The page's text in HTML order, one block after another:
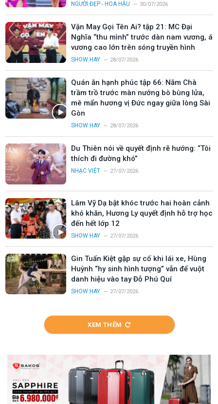
NGƯỜI ĐẸP - HOA HẬU 30/07/2026
Vận May Gọi Tên Ai? tập 21: MC Đại
Nghĩa “thu mình” trước dàn nam vương, á
vương cao lớn trên sóng truyền hình
SHOW HAY 28/07/2026
Quán ăn hạnh phúc tập 66: Năm Chà
trầm trồ trước màn nướng bò bùng lửa,
mê mẩn hương vị Đức ngay giữa lòng Sài
Gòn
SHOW HAY 28/07/2026
Du Thiên nói về quyết định rẽ hướng: “Tôi
thích đi đường khó”
NHẠC VIỆT 27/07/2026
Lâm Vỹ Dạ bật khóc trước hai hoàn cảnh
khó khăn, Hương Ly quyết định hỗ trợ học
đến hết lớp 12
SHOW HAY 27/07/2026
Gin Tuấn Kiệt gặp sự cố khi lái xe, Hùng
Huỳnh “hy sinh hình tượng” vẫn để vuột
danh hiệu vào tay Đỗ Phú Quí
SHOW HAY 27/07/2026
XEM THÊM